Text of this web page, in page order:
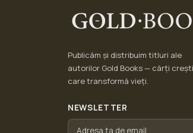
Publicăm și distribuim titluri ale
autorilor Gold Books — cărți
care transformă vieți.
NEWSLETTER